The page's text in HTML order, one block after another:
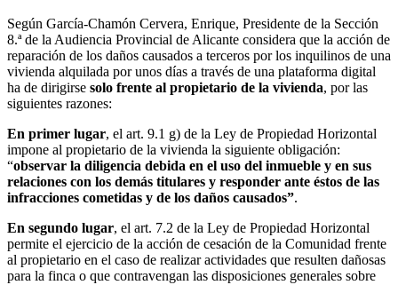
Según García-Chamón Cervera, Enrique, Presidente de la Sección
8.ª de la Audiencia Provincial de Alicante considera que la acción de
reparación de los daños causados a terceros por los inquilinos de una
vivienda alquilada por unos días a través de una plataforma digital
ha de dirigirse solo frente al propietario de la vivienda, por las
siguientes razones:
En primer lugar, el art. 9.1 g) de la Ley de Propiedad Horizontal
impone al propietario de la vivienda la siguiente obligación:
“observar la diligencia debida en el uso del inmueble y en sus
relaciones con los demás titulares y responder ante éstos de las
infracciones cometidas y de los daños causados”.
En segundo lugar, el art. 7.2 de la Ley de Propiedad Horizontal
permite el ejercicio de la acción de cesación de la Comunidad frente
al propietario en el caso de realizar actividades que resulten dañosas
para la finca o que contravengan las disposiciones generales sobre